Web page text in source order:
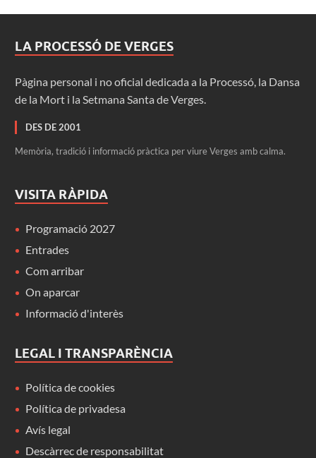
LA PROCESSÓ DE VERGES
Pàgina personal i no oficial dedicada a la Processó, la Dansa
de la Mort i la Setmana Santa de Verges.
DES DE 2001
Memòria, tradició i informació pràctica per viure Verges amb calma.
VISITA RÀPIDA
Programació 2027
Entrades
Com arribar
On aparcar
Informació d'interès
LEGAL I TRANSPARÈNCIA
Política de cookies
Política de privadesa
Avís legal
Descàrrec de responsabilitat